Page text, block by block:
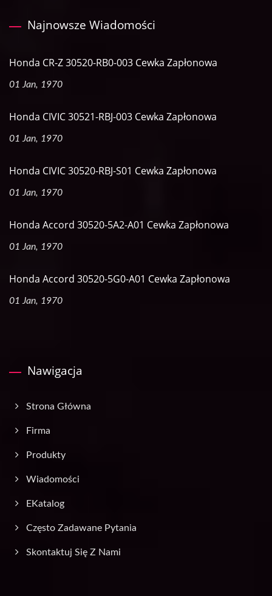
Najnowsze Wiadomości
Honda CR-Z 30520-RB0-003 Cewka Zapłonowa
01 Jan, 1970
Honda CIVIC 30521-RBJ-003 Cewka Zapłonowa
01 Jan, 1970
Honda CIVIC 30520-RBJ-S01 Cewka Zapłonowa
01 Jan, 1970
Honda Accord 30520-5A2-A01 Cewka Zapłonowa
01 Jan, 1970
Honda Accord 30520-5G0-A01 Cewka Zapłonowa
01 Jan, 1970
Nawigacja
Strona Główna
Firma
Produkty
Wiadomości
EKatalog
Często Zadawane Pytania
Skontaktuj Się Z Nami